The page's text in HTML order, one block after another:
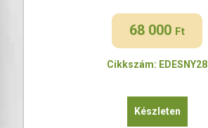
68 000 Ft
Cikkszám: EDESNY28
Készleten